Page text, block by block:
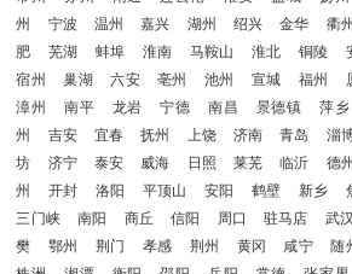
州
宁波 温州 嘉兴 湖州 绍兴 金华 衢
肥
芜湖 蚌埠 淮南 马鞍山 淮北 铜陵
宿州
巢湖 六安 亳州 池州 宣城 福州
漳州
南平 龙岩 宁德 南昌 景德镇 萍乡
州
吉安 宜春 抚州 上饶 济南 青岛 淄
坊
济宁 泰安 威海 日照 莱芜 临沂 德
州
开封 洛阳 平顶山 安阳 鹤壁 新乡
三门峡
南阳 商丘 信阳 周口 驻马店 武汉
樊
鄂州 荆门 孝感 荆州 黄冈 咸宁 随